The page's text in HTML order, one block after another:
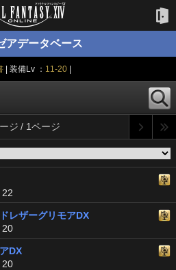
アデータベース
| 装備Lv ： 11-20|
ジ / 1ページ
22
レザーグリモアDX
20
DX
20